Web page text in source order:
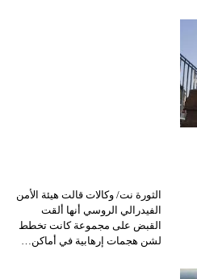
الثورة نت/ وكالات قالت هيئة الأمن
الفيدرالي الروسي أنها ألقت
القبض على مجموعة كانت تخطط
لشن هجمات إرهابية في أماكن…